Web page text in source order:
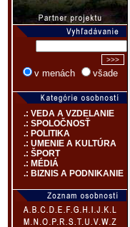
v menách všade
.: VEDA A VZDELANIE
.: SPOLOČNOSŤ
.: POLITIKA
.: UMENIE A KULTÚRA
.: ŠPORT
.: MÉDIÁ
.: BIZNIS A PODNIKANIE